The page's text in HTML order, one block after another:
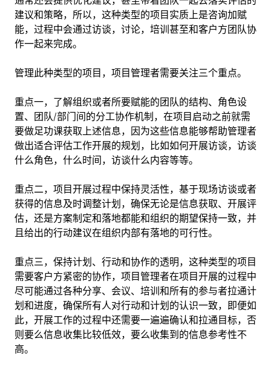
建议和策略，所以，这种类型的项目实质上是咨询加赋
能，过程中会通过访谈，讨论，培训甚至和客户方团队协
作一起来完成。
管理此种类型的项目，项目管理者需要关注三个重点。
重点一，了解组织或者所要赋能的团队的结构、角色设
置、团队/部门间的分工协作机制，在项目启动之前就需
要做足功课获取上述信息，因为这些信息能够帮助管理者
做出适合评估工作开展的规划，比如如何开展访谈，访谈
什么角色，什么时间，访谈什么内容等等。
重点二，项目开展过程中保持灵活性，基于现场访谈或者
获得的信息及时调整计划，确保无论是信息获取、开展评
估，还是方案制定和落地都能和组织的期望保持一致，并
且给出的行动建议在组织内部有落地的可行性。
重点三，保持计划、行动和协作的透明，这种类型的项目
需要客户方紧密的协作，项目管理者在项目开展的过程中
尽可能通过各种分享、会议、培训和所有的参与者拉通计
划和进度，确保所有人对行动和计划的认识一致，即便如
此，开展工作的过程中还需要一遍遍确认和拉通目标，否
则要么信息收集比较低效，要么收集到的信息参考性不
高。